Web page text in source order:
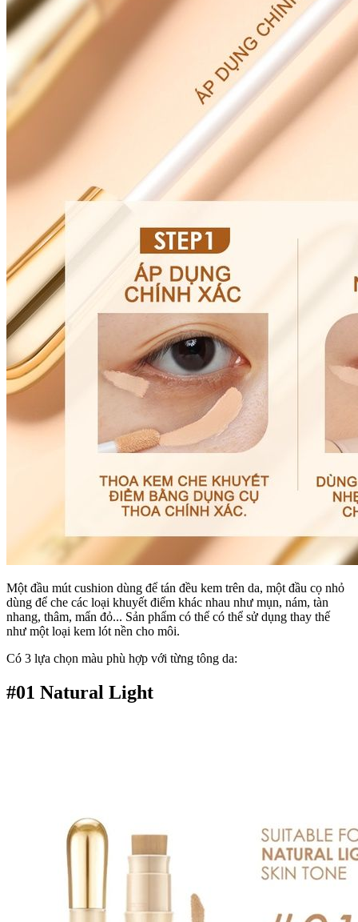
Một đầu mút cushion dùng để tán đều kem trên da, một đầu cọ nhỏ
dùng để che các loại khuyết điểm khác nhau như mụn, nám, tàn
nhang, thâm, mẩn đỏ... Sản phẩm có thể có thể sử dụng thay thế
như một loại kem lót nền cho môi.
Có 3 lựa chọn màu phù hợp với từng tông da:
#01 Natural Light